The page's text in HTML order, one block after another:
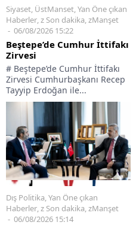
Siyaset ÜstManset Yan Öne çıkan
Haberler z Son dakika zManşet
06/08/2026 15:22
Beştepe’de Cumhur İttifakı
Zirvesi
# Beştepe’de Cumhur İttifakı
Zirvesi Cumhurbaşkanı Recep
Tayyip Erdoğan ile...
Dış Politika,Yan Öne çıkan
Haberler,z Son dakika,zManşet
06/08/2026 15:14